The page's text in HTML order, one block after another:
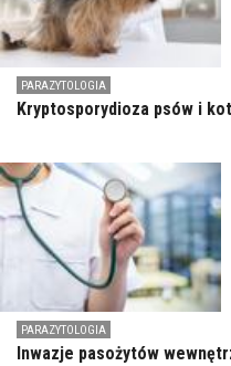
PARAZYTOLOGIA
Kryptosporydioza psów i
PARAZYTOLOGIA
Inwazje pasożytów